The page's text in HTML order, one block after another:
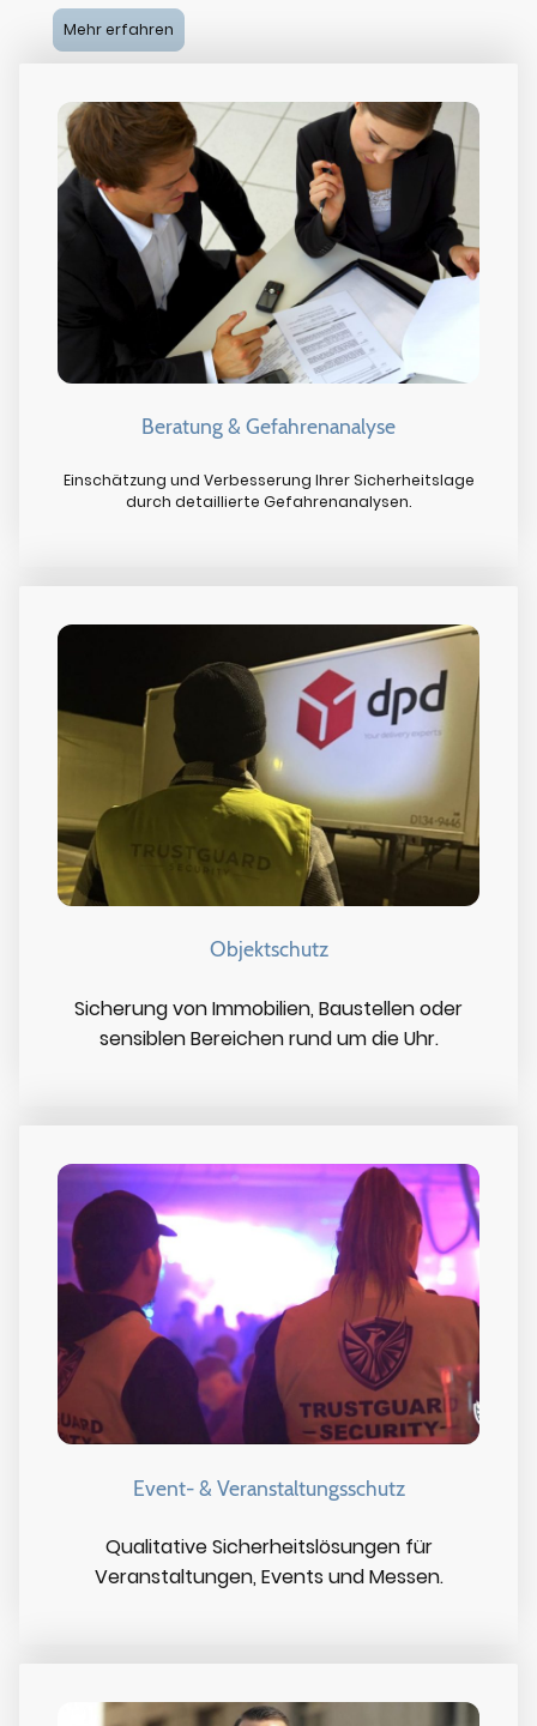
Mehr erfahren
Beratung & Gefahrenanalyse
Einschätzung und Verbesserung Ihrer Sicherheitslage
durch detaillierte Gefahrenanalysen.
Objektschutz
Sicherung von Immobilien, Baustellen oder
sensiblen Bereichen rund um die Uhr.
Event- & Veranstaltungsschutz
Qualitative Sicherheitslösungen für
Veranstaltungen, Events und Messen.